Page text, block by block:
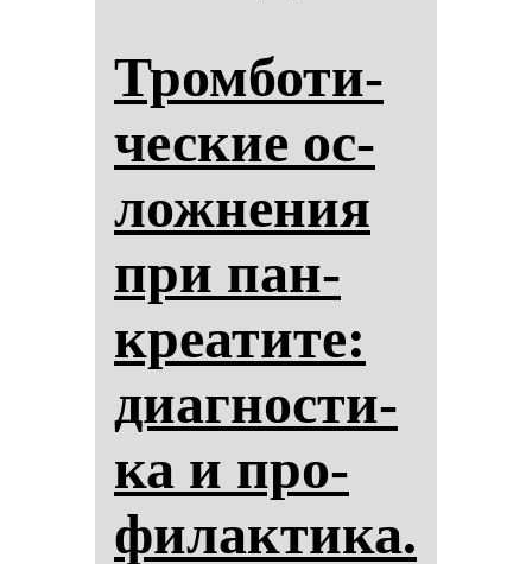
Тром­бо­ти­
чес­кие ос­
лож­не­ния
при пан­
кре­ати­те:
ди­аг­нос­ти­
ка и про­
фи­лак­ти­ка.